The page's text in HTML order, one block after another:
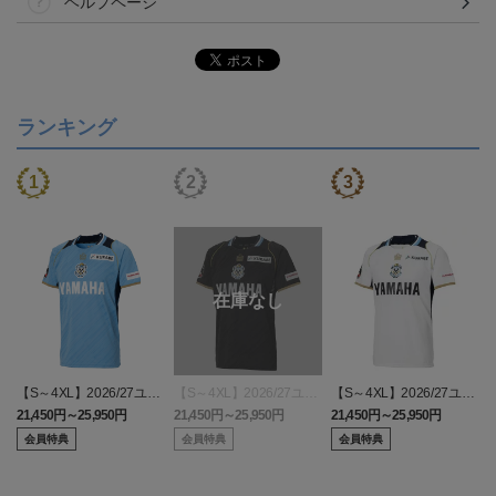
ランキング
【S～4XL】2026/27ユニ
フォーム オーセンティッ
クモデル:FP1st
21,450円～25,950円
会員特典
【S～4XL】2026/27ユニ
フォーム オーセンティッ
クモデル:GK
21,450円～25,950円
会員特典
【S～4XL】2026/27ユニ
フォーム オーセンティッ
クモデル:FP2nd
21,450円～25,950円
会員特典